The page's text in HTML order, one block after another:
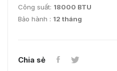
Công suất: 18000 BTU
Bảo hành : 12 tháng
Chia sẻ